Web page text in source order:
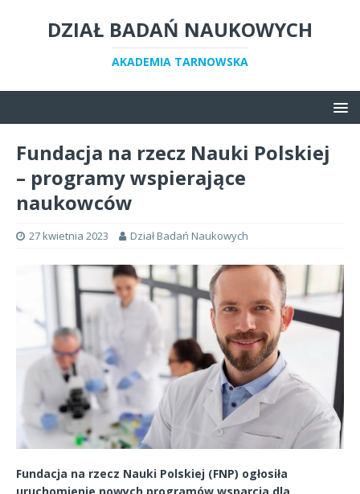
DZIAŁ BADAŃ NAUKOWYCH
AKADEMIA TARNOWSKA
Fundacja na rzecz Nauki Polskiej
– programy wspierające
naukowców
27 kwietnia 2023 Dział Badań Naukowych
Fundacja na rzecz Nauki Polskiej (FNP) ogłosiła